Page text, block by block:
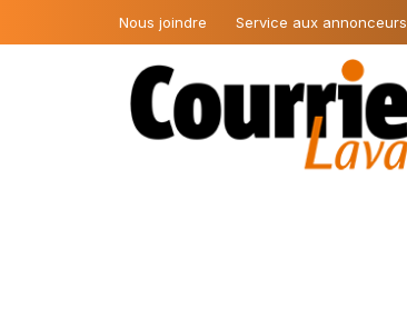
Nous joindre Service aux annonceurs